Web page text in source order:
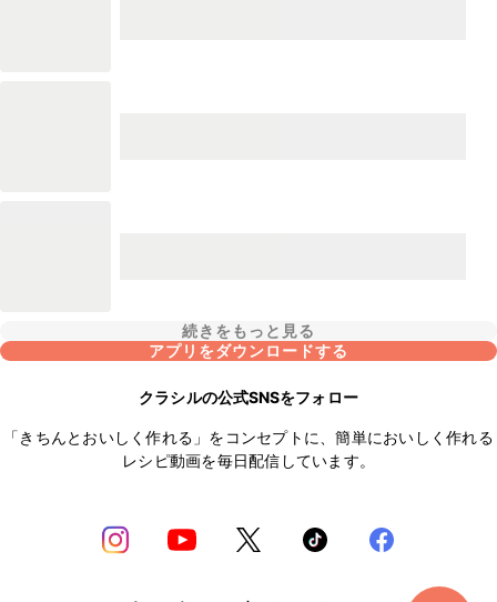
続きをもっと見る
アプリをダウンロードする
クラシルの公式SNSをフォロー
「きちんとおいしく作れる」をコンセプトに、簡単においしく作れる
レシピ動画を毎日配信しています。